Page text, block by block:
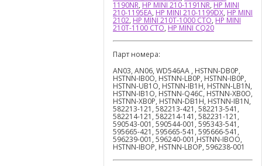
1190NR, HP MINI 210-1191NR, HP MINI
210-1195EA, HP MINI 210-1199DX, HP MINI
2102, HP MINI 210T-1000 CTO, HP MINI
210T-1100 CTO, HP MINI CQ20
Парт номера:
AN03, AN06, WD546AA , HSTNN-DB0P,
HSTNN-IB0O, HSTNN-LB0P, HSTNN-IB0P,
HSTNN-UB1O, HSTNN-IB1H, HSTNN-LB1N,
HSTNN-IB1O, HSTNN-Q46C, HSTNN-XB0O,
HSTNN-XB0P, HSTNN-DB1H, HSTNN-IB1N,
582213-121, 582213-421, 582213-541,
582214-121, 582214-141, 582231-121,
590543-001, 590544-001, 595343-541,
595665-421, 595665-541, 595666-541,
596239-001, 596240-001,HSTNN-IBOO,
HSTNN-IBOP, HSTNN-LBOP, 596238-001